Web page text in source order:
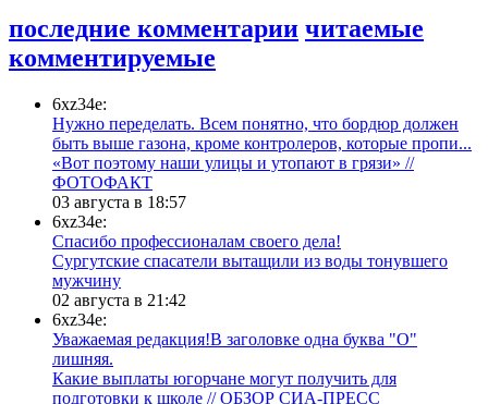
последние комментарии читаемые
комментируемые
6xz34e:
Нужно переделать. Всем понятно, что бордюр должен
быть выше газона, кроме контролеров, которые пропи...
«Вот поэтому наши улицы и утопают в грязи» //
ФОТОФАКТ
03 августа в 18:57
6xz34e:
Спасибо профессионалам своего дела!
Сургутские спасатели вытащили из воды тонувшего
мужчину
02 августа в 21:42
6xz34e:
Уважаемая редакция!В заголовке одна буква "О"
лишняя.
Какие выплаты югорчане могут получить для
подготовки к школе // ОБЗОР СИА-ПРЕСС